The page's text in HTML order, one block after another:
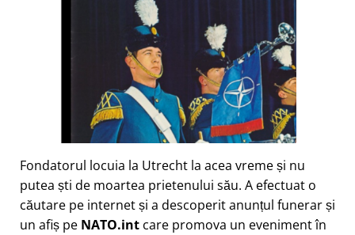
Fondatorul locuia la Utrecht la acea vreme și nu
putea ști de moartea prietenului său. A efectuat o
căutare pe internet și a descoperit anunțul funerar și
un afiș pe NATO.int care promova un eveniment în